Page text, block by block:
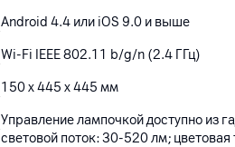
Android 4.4 или iOS 9.0 и выше
Wi-Fi IEEE 802.11 b/g/n (2.4 ГГц)
150 x 445 x 445 мм
Управление лампочкой доступно из
световой поток: 30-520 лм;